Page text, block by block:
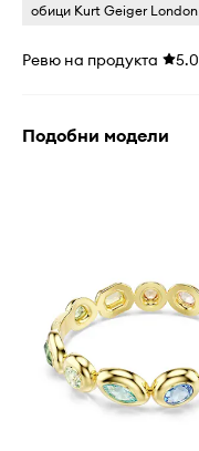
обици Kurt Geiger London
Ревю на продукта 5.0
Подобни модели